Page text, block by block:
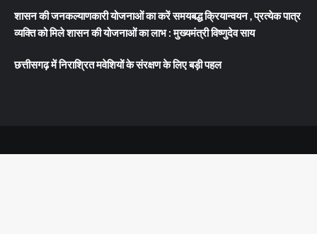
शासन की जनकल्याणकारी योजनाओं का करें समयबद्ध क्रियान्वयन , प्रत्येक पात्र
व्यक्ति को मिले शासन की योजनाओं का लाभ : मुख्यमंत्री विष्णुदेव साय
छत्तीसगढ़ में निराश्रित मवेशियों के संरक्षण के लिए बड़ी पहल